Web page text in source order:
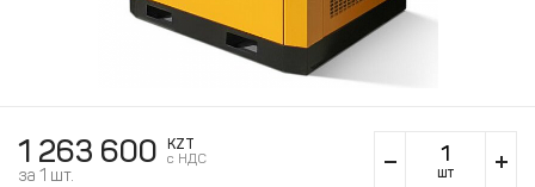
1 263 600
KZT
c НДС
за 1 шт. шт